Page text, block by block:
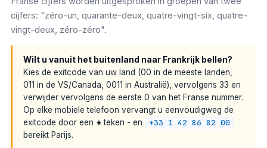
cijfers: "zéro-un, quarante-deux, quatre-vingt-six, quatre-
vingt-deux, zéro-zéro".
Wilt u vanuit het buitenland naar Frankrijk bellen?
Kies de exitcode van uw land (00 in de meeste landen,
011 in de VS/Canada, 0011 in Australië), vervolgens 33 en
verwijder vervolgens de eerste 0 van het Franse nummer.
Op elke mobiele telefoon vervangt u eenvoudigweg de
exitcode door een + teken - en +33 1 42 86 82 00
bereikt Parijs.